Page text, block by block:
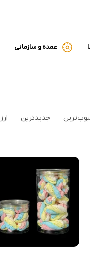
عمده و سازمانی
جدیدترین